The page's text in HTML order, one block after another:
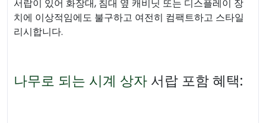
서랍이 있어 화장대, 침대 옆 캐비닛 또는 디스플레이 장
치에 이상적임에도 불구하고 여전히 컴팩트하고 스타일
리시합니다.
나무로 되는 시계 상자 서랍 포함 혜택: